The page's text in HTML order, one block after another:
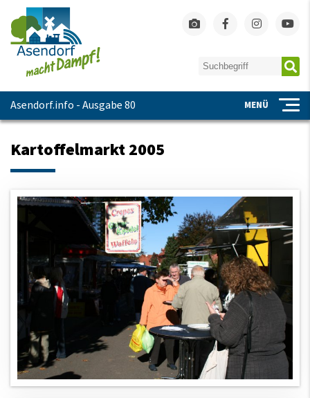
Asendorf.info - Ausgabe 80 MENÜ
Kartoffelmarkt 2005